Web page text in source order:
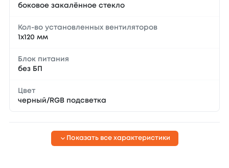
боковое закалённое стекло
Кол-во установленных вентиляторов
1х120 мм
Блок питания
без БП
Цвет
черный/RGB подсветка
Показать все характеристики